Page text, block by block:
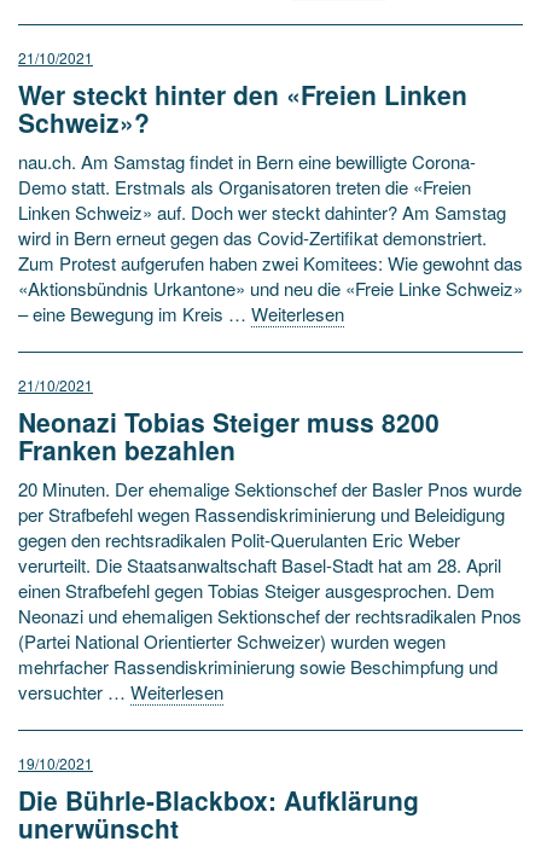
21/10/2021
Wer steckt hinter den «Freien Linken
Schweiz»?
nau.ch. Am Samstag findet in Bern eine bewilligte Corona-
Demo statt. Erstmals als Organisatoren treten die «Freien
Linken Schweiz» auf. Doch wer steckt dahinter? Am Samstag
wird in Bern erneut gegen das Covid-Zertifikat demonstriert.
Zum Protest aufgerufen haben zwei Komitees: Wie gewohnt das
«Aktionsbündnis Urkantone» und neu die «Freie Linke Schweiz»
– eine Bewegung im Kreis … Weiterlesen
21/10/2021
Neonazi Tobias Steiger muss 8200
Franken bezahlen
20 Minuten. Der ehemalige Sektionschef der Basler Pnos wurde
per Strafbefehl wegen Rassendiskriminierung und Beleidigung
gegen den rechtsradikalen Polit-Querulanten Eric Weber
verurteilt. Die Staatsanwaltschaft Basel-Stadt hat am 28. April
einen Strafbefehl gegen Tobias Steiger ausgesprochen. Dem
Neonazi und ehemaligen Sektionschef der rechtsradikalen Pnos
(Partei National Orientierter Schweizer) wurden wegen
mehrfacher Rassendiskriminierung sowie Beschimpfung und
versuchter … Weiterlesen
19/10/2021
Die Bührle-Blackbox: Aufklärung
unerwünscht